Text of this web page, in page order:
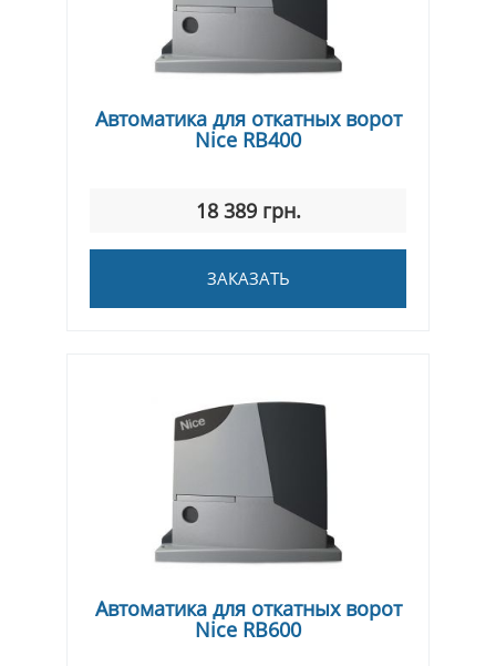
Автоматика для откатных ворот
Nice RВ400
18 389 грн.
ЗАКАЗАТЬ
Автоматика для откатных ворот
Nice RВ600